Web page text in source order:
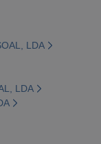
LDA
LDA